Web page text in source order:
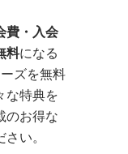
費・入会
料になる
ズを無料
な特典を
のお得な
い。